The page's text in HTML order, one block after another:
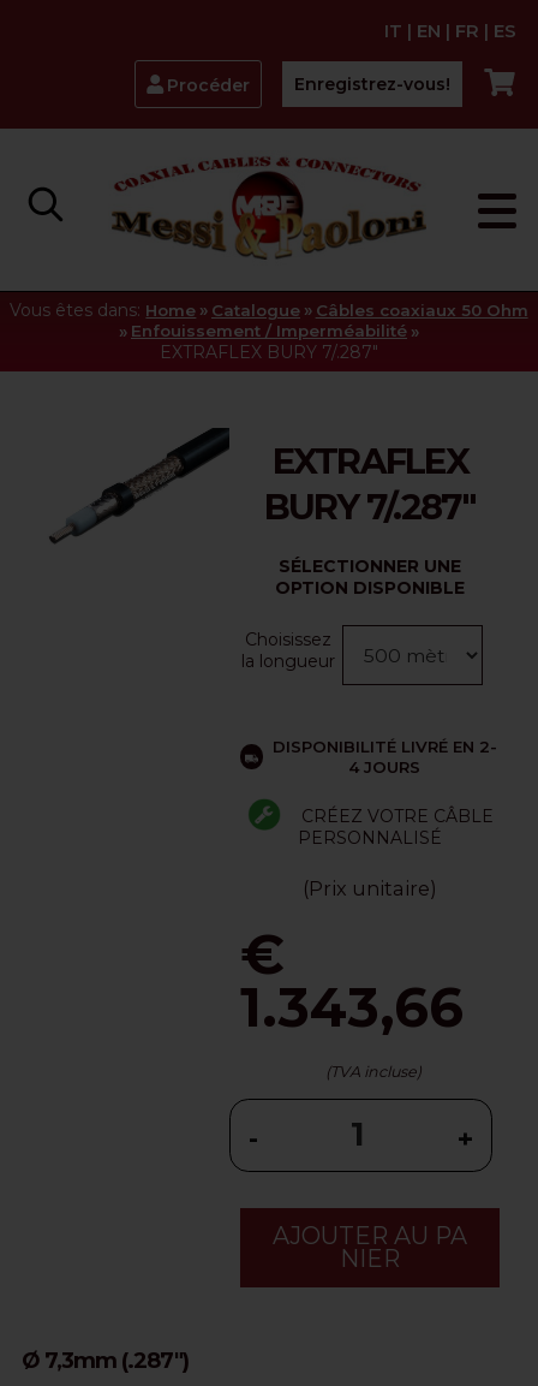
IT | EN | FR | ES
Procéder Enregistrez-vous!
Vous êtes dans: Home » Catalogue » Câbles coaxiaux 50 Ohm
» Enfouissement / Imperméabilité »
EXTRAFLEX BURY 7/.287"
EXTRAFLEX
BURY 7/.287"
SÉLECTIONNER UNE
OPTION DISPONIBLE
Choisissez
la longueur
DISPONIBILITÉ LIVRÉ EN 2-
4 JOURS
CRÉEZ VOTRE CÂBLE
PERSONNALISÉ
(Prix unitaire)
€
1.343,66
(TVA incluse)
- +
AJOUTER AU PA
NIER
Ø 7,3mm (.287")